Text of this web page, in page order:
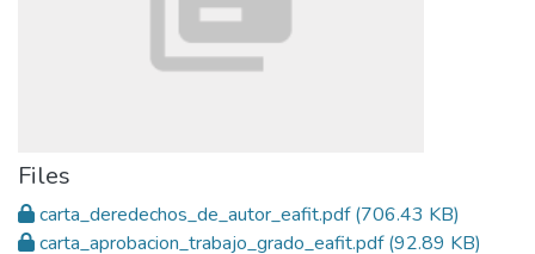
Files
carta_deredechos_de_autor_eafit.pdf(706.43 KB)
carta_aprobacion_trabajo_grado_eafit.pdf(92.89 KB)